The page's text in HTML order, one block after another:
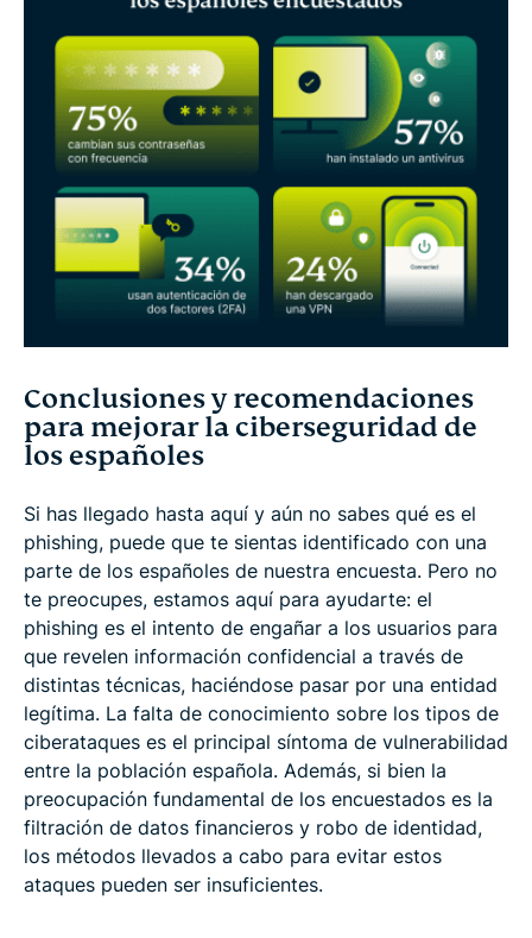
Conclusiones y recomendaciones
para mejorar la ciberseguridad de
los españoles
Si has llegado hasta aquí y aún no sabes qué es el
phishing, puede que te sientas identificado con una
parte de los españoles de nuestra encuesta. Pero no
te preocupes, estamos aquí para ayudarte: el
phishing es el intento de engañar a los usuarios para
que revelen información confidencial a través de
distintas técnicas, haciéndose pasar por una entidad
legítima. La falta de conocimiento sobre los tipos de
ciberataques es el principal síntoma de vulnerabilidad
entre la población española. Además, si bien la
preocupación fundamental de los encuestados es la
filtración de datos financieros y robo de identidad,
los métodos llevados a cabo para evitar estos
ataques pueden ser insuficientes.